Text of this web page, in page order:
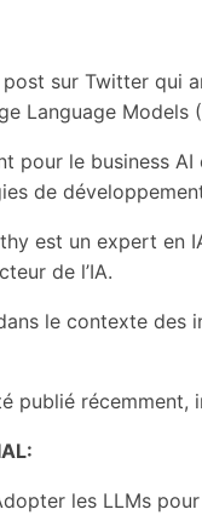
post sur Twitter qui
Language
pour le business
de
est un expert en
de l’IA.
le contexte des
publié récemment,
les LLMs